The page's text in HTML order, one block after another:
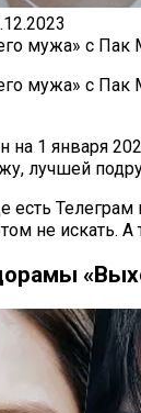
мужа» с Пак
мужа» с Пак
1 января
лучшей
есть Телеграм
не искать.